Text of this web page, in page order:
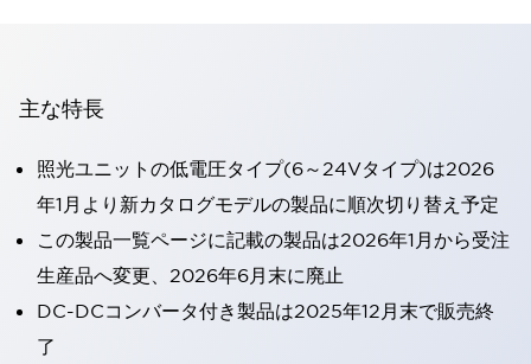
主な特長
照光ユニットの低電圧タイプ(6～24Vタイプ)は2026
年1月より新カタログモデルの製品に順次切り替え予定
この製品一覧ページに記載の製品は2026年1月から受注
生産品へ変更、2026年6月末に廃止
DC-DCコンバータ付き製品は2025年12月末で販売終
了